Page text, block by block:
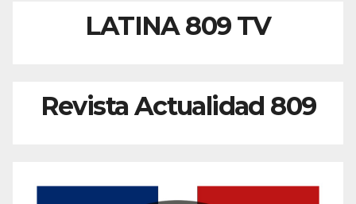
LATINA 809 TV
Revista Actualidad 809